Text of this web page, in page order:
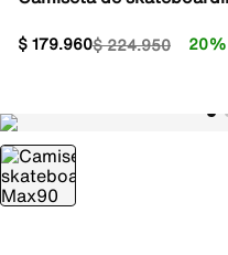
$224.950
$179.960 20%